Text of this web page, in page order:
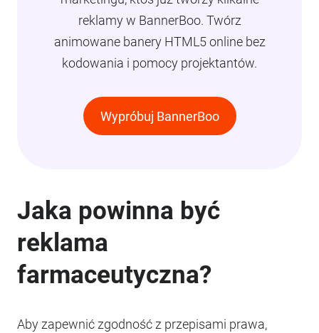
reklamy w BannerBoo. Twórz
animowane banery HTML5 online bez
kodowania i pomocy projektantów.
Wypróbuj BannerBoo
Jaka powinna być
reklama
farmaceutyczna?
Aby zapewnić zgodność z przepisami prawa,